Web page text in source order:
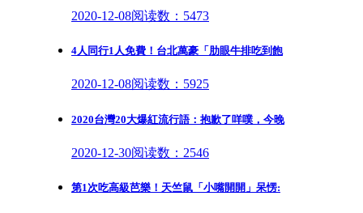
2020-12-08阅读数：5473
4人同行1人免費！台北萬豪「肋眼牛排吃到飽
2020-12-08阅读数：5925
2020台灣20大爆紅流行語：抱歉了咩噗，今晚
2020-12-30阅读数：2546
第1次吃高級芭樂！天竺鼠「小嘴開開」呆愣: